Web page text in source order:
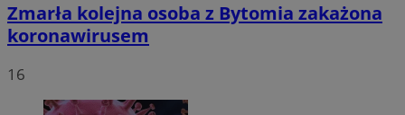
Zmarła kolejna osoba z Bytomia zakażona
koronawirusem
16